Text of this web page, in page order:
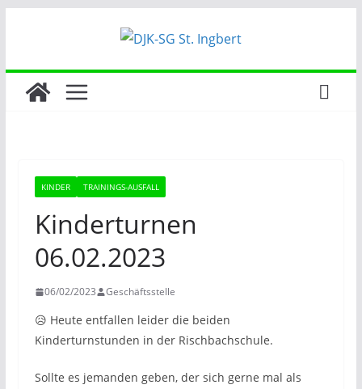
KINDER TRAININGS-AUSFALL
Kinderturnen
06.02.2023
06/02/2023 Geschäftsstelle
😥 Heute entfallen leider die beiden
Kinderturnstunden in der Rischbachschule.
Sollte es jemanden geben, der sich gerne mal als